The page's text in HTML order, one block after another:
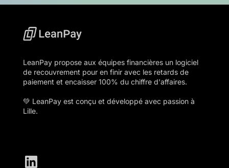
LeanPay propose aux équipes financières un logiciel
de recouvrement pour en finir avec les retards de
paiement et encaisser 100% du chiffre d'affaires.
💚 LeanPay est conçu et développé avec passion à
Lille.